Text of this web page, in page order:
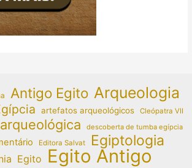
Antigo Egito Arqueologia
artefatos arqueológicos Cleópatra VII
descoberta de tumba egípcia
Editora Salvat Egiptologia
Egito Egito Antigo